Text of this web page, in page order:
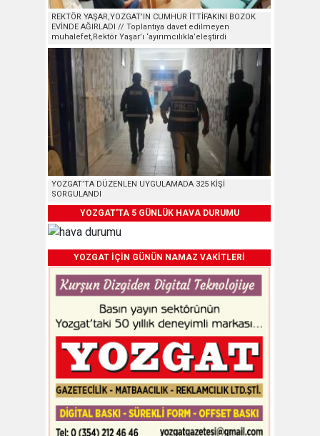
REKTÖR YAŞAR,YOZGAT’IN CUMHUR İTTİFAKINI BOZOK
EVİNDE AĞIRLADI // Toplantıya davet edilmeyen
muhalefet,Rektör Yaşar’ı ‘ayırımcılıkla’eleştirdi
YOZGAT’TA DÜZENLEN UYGULAMADA 325 KİŞİ
SORGULANDI
YOZGAT'TA 5 GÜNLÜK HAVA DURUMU
YOZGAT İÇİN GÜNÜN NAMAZ VAKİTLERİ